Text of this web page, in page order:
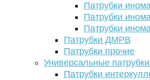
Патрубки
Патрубки
Патрубки
Патрубки ДМРВ
Патрубки прочие
Универсальные
Патрубки